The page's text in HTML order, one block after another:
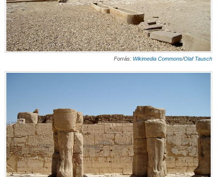
Forrás: Wikimedia Commons/Olaf Tausch